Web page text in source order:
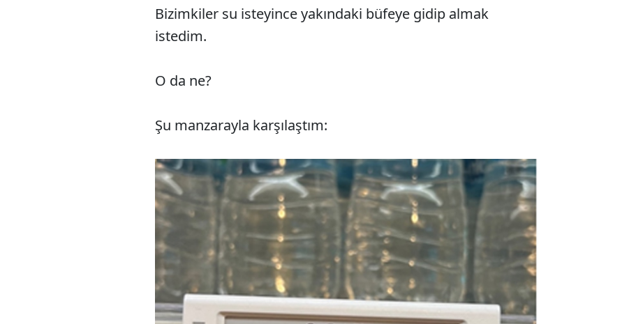
Bizimkiler su isteyince yakındaki büfeye gidip almak
istedim.
O da ne?
Şu manzarayla karşılaştım: